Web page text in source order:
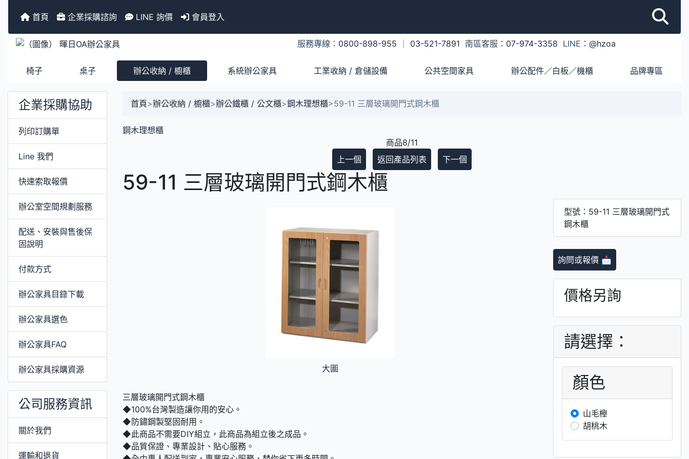
首頁 企業採購諮詢 LINE 詢價 會員登入
服務專線： 0800-898-955 03-521-7891 南區客服： 07-974-3358 LINE：@hzoa
椅子 桌子 辦公收納 / 櫥櫃 系統辦公家具 工業收納 / 倉儲設備 公共空間家具 辦公配件／白板／機櫃 品牌專區
企業採購協助
列印訂購單
Line 我們
快速索取報價
辦公室空間規劃服務
配送、安裝與售後保
固說明
付款方式
辦公家具目錄下載
辦公家具選色
辦公家具FAQ
辦公家具採購資源
公司服務資訊
關於我們
運輸和退貨
首頁>辦公收納 / 櫥櫃>辦公鐵櫃 / 公文櫃>鋼木理想櫃>59-11 三層玻璃開門式鋼木櫃
鋼木理想櫃
商品8/11
上一個
返回產品列表 下一個
59-11 三層玻璃開門式鋼木櫃
大圖
三層玻璃開門式鋼木櫃
◆100%台灣製造讓你用的安心。
◆防鏽鋼製堅固耐用。
◆此商品不需要DIY組立，此商品為組立後之成品。
◆品質保證、專業設計、貼心服務。
型號：59-11 三層玻璃開門式
鋼木櫃
詢問或報價 📩
價格另詢
請選擇：
顏色
山毛櫸
胡桃木